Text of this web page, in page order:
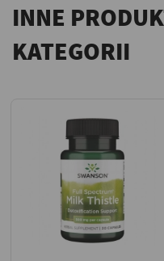
INNE
KATEGORII